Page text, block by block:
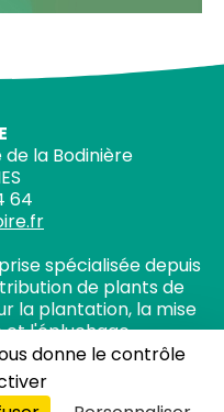
de la Bodinière
64
spécialisée depuis
de plants de
la plantation, la mise
l'épluchage.
donne le contrôle